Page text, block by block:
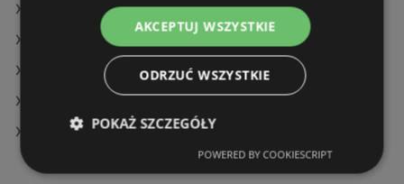
Aktualne gazetki SPAR
Aktualne gazetki Gram Market
Aktualne gazetki Biedronka
Sklepy Netto w Międzyzdroje
AKCEPTUJ WSZYSTKIE
ODRZUĆ WSZYSTKIE
POKAŻ SZCZEGÓŁY
POWERED BY COOKIESCRIPT